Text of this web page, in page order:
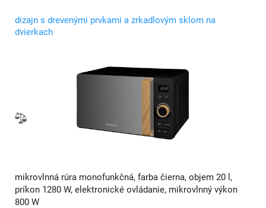
dizajn s drevenými prvkami a zrkadlovým sklom na
dvierkach
mikrovlnná rúra monofunkčná, farba čierna, objem 20 l,
príkon 1280 W, elektronické ovládanie, mikrovlnný výkon
800 W